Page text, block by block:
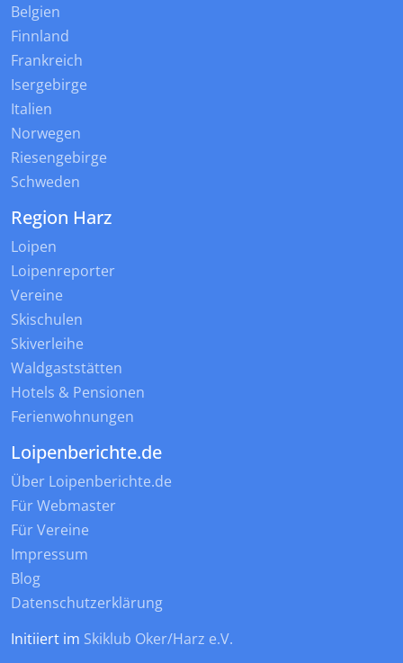
Belgien
Finnland
Frankreich
Isergebirge
Italien
Norwegen
Riesengebirge
Schweden
Region Harz
Loipen
Loipenreporter
Vereine
Skischulen
Skiverleihe
Waldgaststätten
Hotels & Pensionen
Ferienwohnungen
Loipenberichte.de
Über Loipenberichte.de
Für Webmaster
Für Vereine
Impressum
Blog
Datenschutzerklärung
Initiiert im Skiklub Oker/Harz e.V.